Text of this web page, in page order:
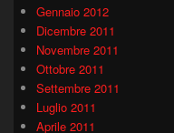
Gennaio 2012
Dicembre 2011
Novembre 2011
Ottobre 2011
Settembre 2011
Luglio 2011
Aprile 2011